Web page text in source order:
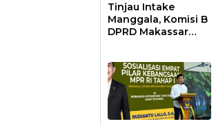
Tinjau Intake
Manggala, Komisi B
DPRD Makassar